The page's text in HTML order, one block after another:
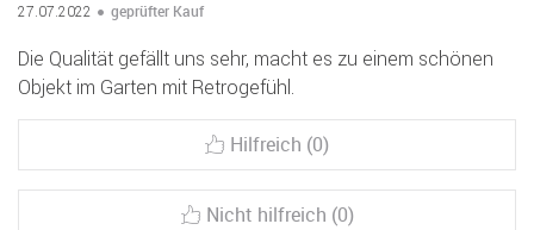
27.07.2022 geprüfter Kauf
Die Qualität gefällt uns sehr, macht es zu einem schönen
Objekt im Garten mit Retrogefühl.
Hilfreich (0)
Nicht hilfreich (0)